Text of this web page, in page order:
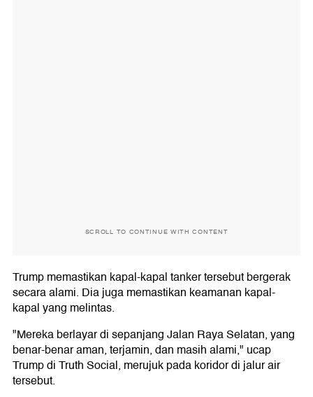
SCROLL TO CONTINUE WITH CONTENT
Trump memastikan kapal-kapal tanker tersebut bergerak
secara alami. Dia juga memastikan keamanan kapal-
kapal yang melintas.
"Mereka berlayar di sepanjang Jalan Raya Selatan, yang
benar-benar aman, terjamin, dan masih alami," ucap
Trump di Truth Social, merujuk pada koridor di jalur air
tersebut.